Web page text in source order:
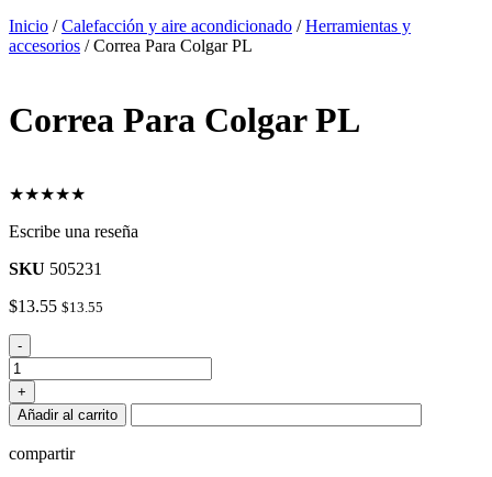
Inicio /Calefacción y aire acondicionado /Herramientas y
accesorios / Correa Para Colgar PL
Correa Para Colgar PL
★★★★★
Escribe una reseña
SKU 505231
$13.55 $13.55
Correa
Para
Colgar
PL
cantidad
-
+
Añadir al carrito
compartir